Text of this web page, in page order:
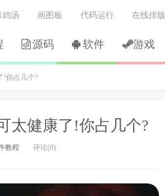
源码 软件 游戏
鸡汤 画图板 代码运行 在线排版
!你占几个?
太健康了!你占几个?
教程 评论(0)